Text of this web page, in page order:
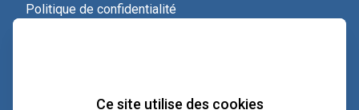
Politique de confidentialité
Voir le certificat QualiopiCe site utilise des cookies